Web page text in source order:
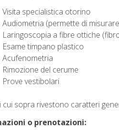
Visita specialistica otorino
Audiometria (permette di
Laringoscopia a fibre ottiche
Esame timpano plastico
Acufenometria
Rimozione del cerume
Prove vestibolari
cui sopra rivestono caratteri
o prenotazioni: